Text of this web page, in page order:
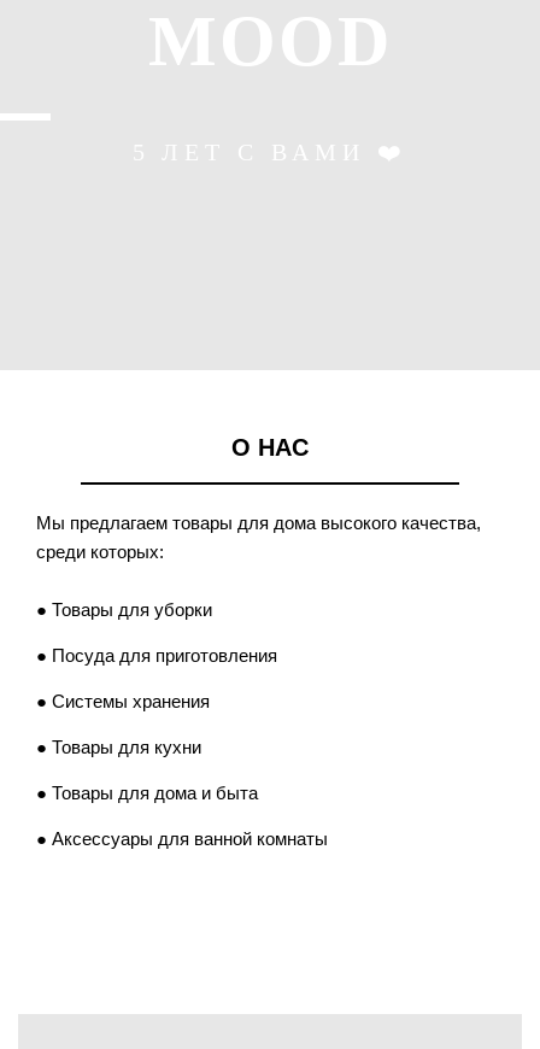
MOOD
5 ЛЕТ С ВАМИ ❤️
О НАС
Мы предлагаем товары для дома высокого качества,
среди которых:
● Товары для уборки
● Посуда для приготовления
● Системы хранения
● Товары для кухни
● Товары для дома и быта
● Аксессуары для ванной комнаты